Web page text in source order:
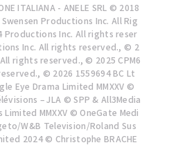
ITALIANA - ANELE SRL © 2018
Swensen Productions Inc. All Rig
Productions Inc. All rights reser
Inc. All rights reserved., © 2
rights reserved., © 2025 CPM6
© 2026 1559694 BC Lt
Eye Drama Limited MMXXV ©
– JLA © SPP & All3Media
MMXXV © OneGate Medi
W&B Television/Roland Sus
2024 © Christophe BRACHE